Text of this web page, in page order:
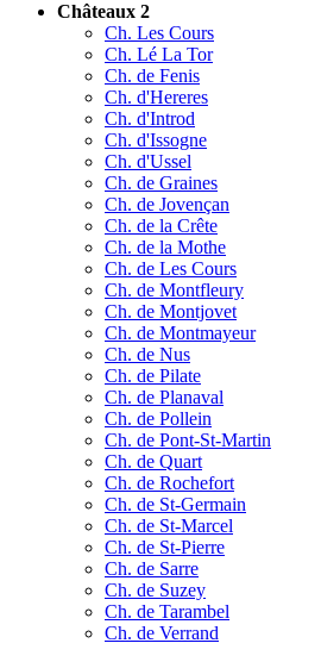
Châteaux 2
Ch. Les Cours
Ch. Lé La Tor
Ch. de Fenis
Ch. d'Hereres
Ch. d'Introd
Ch. d'Issogne
Ch. d'Ussel
Ch. de Graines
Ch. de Jovençan
Ch. de la Crête
Ch. de la Mothe
Ch. de Les Cours
Ch. de Montfleury
Ch. de Montjovet
Ch. de Montmayeur
Ch. de Nus
Ch. de Pilate
Ch. de Planaval
Ch. de Pollein
Ch. de Pont-St-Martin
Ch. de Quart
Ch. de Rochefort
Ch. de St-Germain
Ch. de St-Marcel
Ch. de St-Pierre
Ch. de Sarre
Ch. de Suzey
Ch. de Tarambel
Ch. de Verrand